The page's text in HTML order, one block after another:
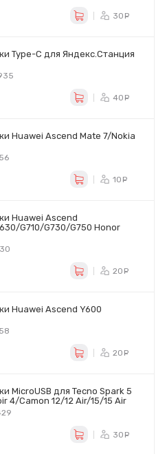
30
Type-C для Яндекс.Станция
40
Huawei Ascend Mate 7/Nokia
10
Huawei Ascend
G710/G730/G750 Honor
20
Huawei Ascend Y600
20
MicroUSB для Tecno Spark 5
4/Camon 12/12 Air/15/15 Air
30